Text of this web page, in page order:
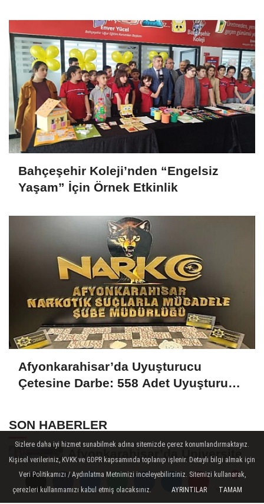
Yorumlar
Yorumlar
Bahçeşehir Koleji’nden “Engelsiz
Yaşam” İçin Örnek Etkinlik
Afyonkarahisar’da Uyuşturucu
Çetesine Darbe: 558 Adet Uyuşturucu
SON HABERLER
Afyonkarahisar’da Üniversite
Öğrencilerinin 8 Projesine
ÜNİDES...
Afyonkarahisarlı Güreşçiler
Sizlere daha iyi hizmet sunabilmek adına sitemizde çerez konumlandırmaktayız.
Kişisel verileriniz, KVKK ve GDPR kapsamında toplanıp işlenir. Detaylı bilgi almak için
Veri Politikamızı / Aydınlatma Metnimizi inceleyebilirsiniz. Sitemizi kullanarak,
çerezleri kullanmamızı kabul etmiş olacaksınız.
AYRINTILAR TAMAM